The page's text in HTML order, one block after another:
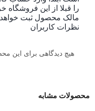
را قبلا از این فروشگاه
مالک محصول ثبت
نظرات کاربران
هیچ دیدگاهی برای این
محصولات مشابه